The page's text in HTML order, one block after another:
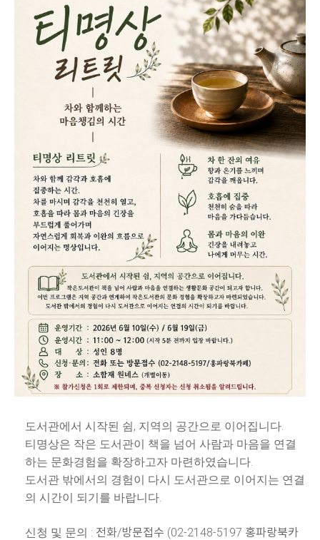
도서관에서 시작된 쉼, 지역의 공간으로 이어집니다.
티명상은 작은 도서관이 책을 넘어 사람과 마음을 연결
하는 문화경험을 확장하고자 마련하였습니다.
도서관 밖에서의 경험이 다시 도서관으로 이어지는 연결
의 시간이 되기를 바랍니다.
신청 및 문의 : 전화/방문접수 (02-2148-5197 홍파랑북카